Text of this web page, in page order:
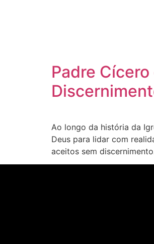
Padre
Ao longo da história da
Deus para lidar com
aceitos sem